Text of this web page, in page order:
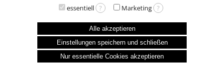
essentiell? Marketing?
Alle akzeptieren
Einstellungen speichern und schließen
Nur essentielle Cookies akzeptieren